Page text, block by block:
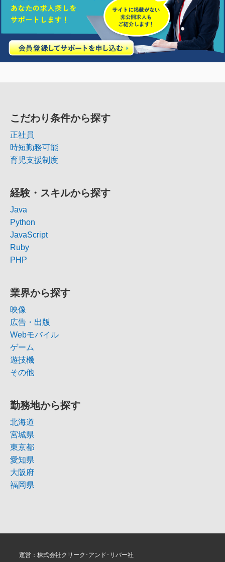
こだわり条件から探す
正社員
時短勤務可能
育児支援制度
経験・スキルから探す
Java
Python
JavaScript
Ruby
PHP
業界から探す
映像
広告・出版
Webモバイル
ゲーム
遊技機
その他
勤務地から探す
北海道
宮城県
東京都
愛知県
大阪府
福岡県
運営：株式会社クリーク･アンド･リバー社